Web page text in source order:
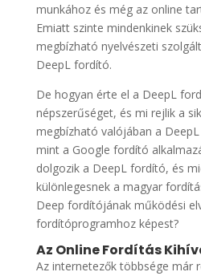
munkához és még az online
Emiatt szinte mindenkinek
megbízható nyelvészeti
DeepL fordító.
De hogyan érte el a DeepL
népszerűséget, és mi rejlik a
megbízható valójában a
mint a Google fordító
dolgozik a DeepL fordító, és
különlegesnek a magyar
Deep fordítójának működési
fordítóprogramhoz képest?
Az Online Fordítás
Az internetezők többsége már